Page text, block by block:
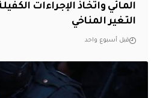
المائي واتخاذ الإجراءات
التغير المناخي
قبل أسبوع واحد